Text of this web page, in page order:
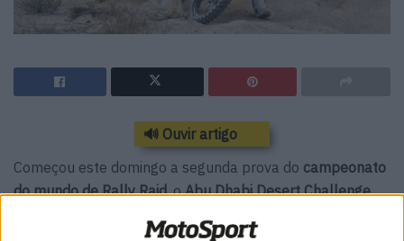
🔊 Ouvir artigo
Começou este domingo a segunda prova do campeonato
do mundo de Rally Raid, oAbu Dhabi Desert Challenge.
Com uma extensão de apenas7 km, o prólogo teve lugar